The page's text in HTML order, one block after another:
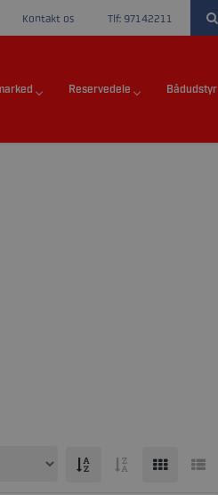
Kontakt os Tlf: 97142211
Reservedele Bådudstyr